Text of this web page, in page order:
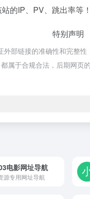
的IP、PV、跳出率等！
特别声明
部链接的准确性和完整
属于合规合法，后期网
电影网址导航
源专用网址导航